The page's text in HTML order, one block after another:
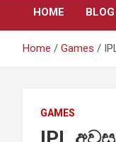
HOME BLOG
Home Games
GAMES